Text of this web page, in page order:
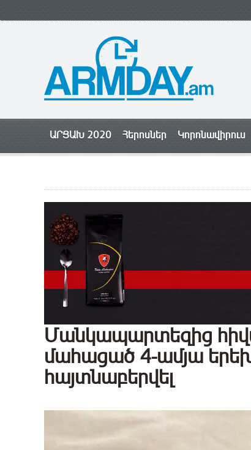
ԱՐՑԱԽ 2020 Հերոսներ Կորոնավիրուս
Մանկապարտեզից
մահացած 4-ամյա
հայտնաբերվել